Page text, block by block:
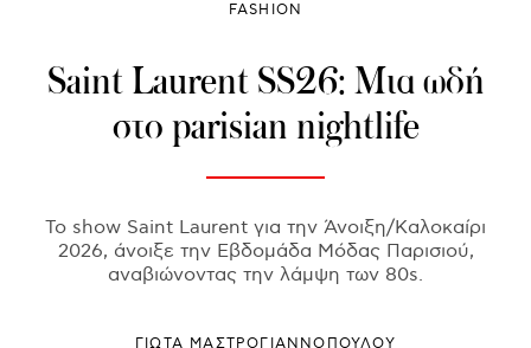
FASHION
Saint Laurent SS26: Μια ωδή
στο parisian nightlife
Το show Saint Laurent για την Άνοιξη/Καλοκαίρι
2026, άνοιξε την Εβδομάδα Μόδας Παρισιού,
αναβιώνοντας την λάμψη των 80s.
ΓΙΩΤΑ ΜΑΣΤΡΟΓΙΑΝΝΟΠΟΥΛΟΥ